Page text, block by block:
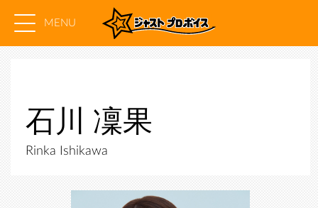
MENU
石川 凜果
Rinka Ishikawa